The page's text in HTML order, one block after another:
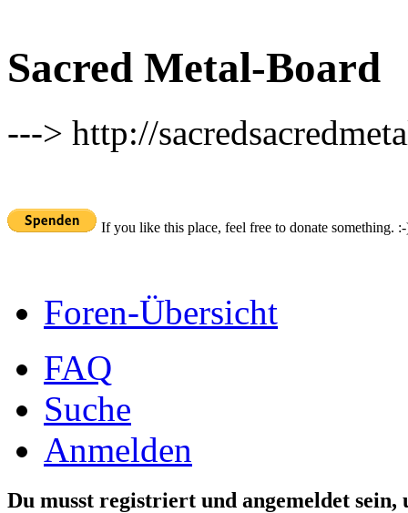
Sacred Metal-Board
---> http://
If you like this place, feel free to donate something.
Foren-Übersicht
FAQ
Suche
Anmelden
Du musst registriert und angemeldet sein,